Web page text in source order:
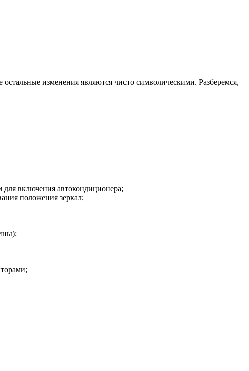
изменения являются чисто символическими. Разберемся,
включения автокондиционера;
положения зеркал;